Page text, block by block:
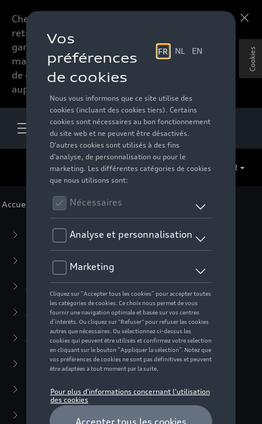
Chers accessoires-lovers,
retrouvez dorénavant toute la
gamme d’accessoires de votre
marque préférée sous forme
de catalogue à commander
auprès de votre distributeur.
FR
Accueil Pour vous > Éléments publicitaires
Business Collection (59)
Casual Collection
Active Collection(30)
Audi Sport Collection(63)
ADUI collection(10)
F1 Collection(76)
Miniatures(22)
Dernière chance
Cookies